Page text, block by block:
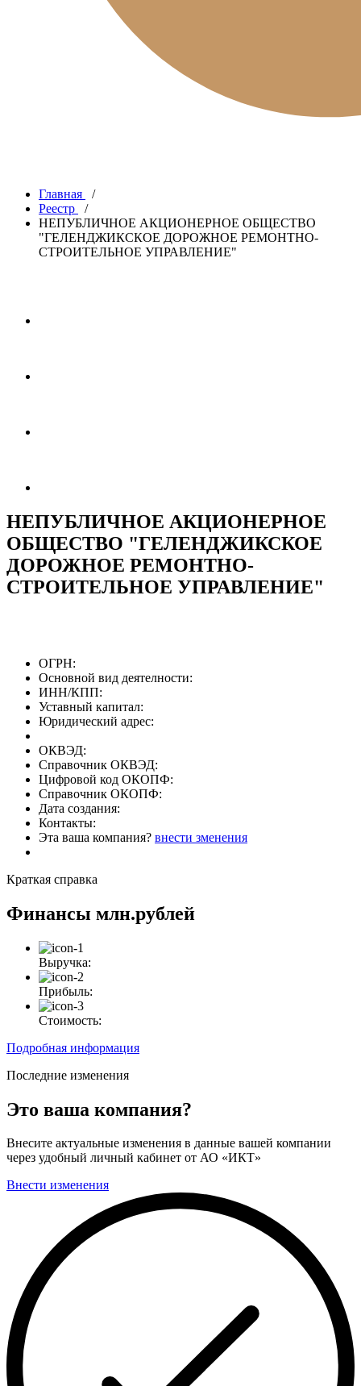
Главная
/
Реестр
/
НЕПУБЛИЧНОЕ АКЦИОНЕРНОЕ ОБЩЕСТВО
"ГЕЛЕНДЖИКСКОЕ ДОРОЖНОЕ РЕМОНТНО-
СТРОИТЕЛЬНОЕ УПРАВЛЕНИЕ"
НЕПУБЛИЧНОЕ АКЦИОНЕРНОЕ
ОБЩЕСТВО "ГЕЛЕНДЖИКСКОЕ
ДОРОЖНОЕ РЕМОНТНО-
СТРОИТЕЛЬНОЕ УПРАВЛЕНИЕ"
ОГРН:
Основной вид деятелности:
ИНН/КПП:
Уставный капитал:
Юридический адрес:
ОКВЭД:
Справочник ОКВЭД:
Цифровой код ОКОПФ:
Справочник ОКОПФ:
Дата создания:
Контакты:
Эта ваша компания? внести зменения
Краткая справка
Финансы млн.рублей
Выручка:
Прибыль:
Стоимость:
Подробная информация
Последние изменения
Это ваша компания?
Внесите актуальные изменения в данные вашей компании
через удобный личный кабинет от АО «ИКТ»
Внести изменения